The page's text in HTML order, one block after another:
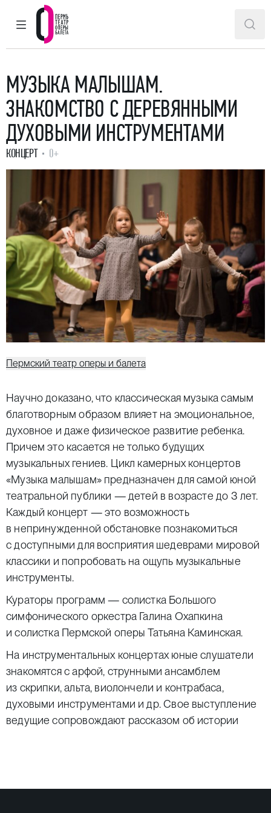
ГЛАВНОЕ МЕНЮ
Пермский театр оперы и балета
МУЗЫКА МАЛЫШАМ.
ЗНАКОМСТВО С ДЕРЕВЯННЫМИ
ДУХОВЫМИ ИНСТРУМЕНТАМИ
КОНЦЕРТ 0+
Пермский театр оперы и балета
Научно доказано, что классическая музыка самым
благотворным образом влияет на эмоциональное,
духовное и даже физическое развитие ребенка.
Причем это касается не только будущих
музыкальных гениев. Цикл камерных концертов
«Музыка малышам» предназначен для самой юной
театральной публики — детей в возрасте до 3 лет.
Каждый концерт — это возможность
в непринужденной обстановке познакомиться
с доступными для восприятия шедеврами мировой
классики и попробовать на ощупь музыкальные
инструменты.
Кураторы программ — солистка Большого
симфонического оркестра Галина Охапкина
и солистка Пермской оперы Татьяна Каминская.
На инструментальных концертах юные слушатели
знакомятся с арфой, струнными ансамблем
из скрипки, альта, виолончели и контрабаса,
духовыми инструментами и др. Свое выступление
ведущие сопровождают рассказом об истории
На вокальных концертах дети узнают о том, какие